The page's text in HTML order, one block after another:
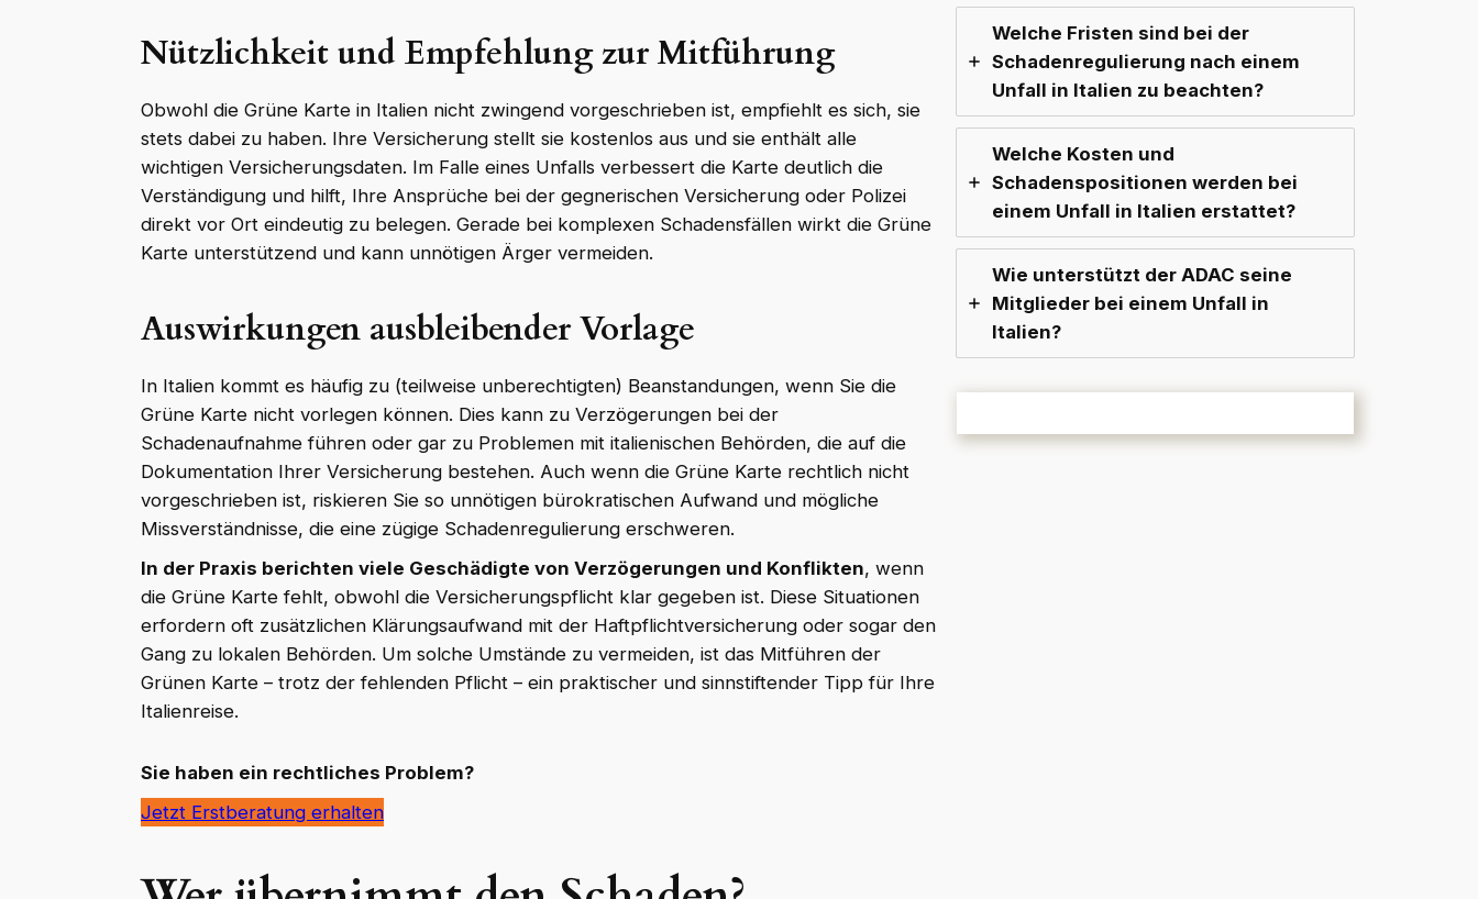
Nützlichkeit und Empfehlung zur Mitführung
Obwohl die Grüne Karte in Italien nicht zwingend vorgeschrieben ist, empfiehlt es sich, sie
stets dabei zu haben. Ihre Versicherung stellt sie kostenlos aus und sie enthält alle
wichtigen Versicherungsdaten. Im Falle eines Unfalls verbessert die Karte deutlich die
Verständigung und hilft, Ihre Ansprüche bei der gegnerischen Versicherung oder Polizei
direkt vor Ort eindeutig zu belegen. Gerade bei komplexen Schadensfällen wirkt die Grüne
Karte unterstützend und kann unnötigen Ärger vermeiden.
Auswirkungen ausbleibender Vorlage
In Italien kommt es häufig zu (teilweise unberechtigten) Beanstandungen, wenn Sie die
Grüne Karte nicht vorlegen können. Dies kann zu Verzögerungen bei der
Schadenaufnahme führen oder gar zu Problemen mit italienischen Behörden, die auf die
Dokumentation Ihrer Versicherung bestehen. Auch wenn die Grüne Karte rechtlich nicht
vorgeschrieben ist, riskieren Sie so unnötigen bürokratischen Aufwand und mögliche
Missverständnisse, die eine zügige Schadenregulierung erschweren.
In der Praxis berichten viele Geschädigte von Verzögerungen und Konflikten, wenn
die Grüne Karte fehlt, obwohl die Versicherungspflicht klar gegeben ist. Diese Situationen
erfordern oft zusätzlichen Klärungsaufwand mit der Haftpflichtversicherung oder sogar den
Gang zu lokalen Behörden. Um solche Umstände zu vermeiden, ist das Mitführen der
Grünen Karte – trotz der fehlenden Pflicht – ein praktischer und sinnstiftender Tipp für Ihre
Italienreise.
Sie haben ein rechtliches Problem?
Jetzt Erstberatung erhalten
Welche Fristen sind bei der
Schadenregulierung nach einem
Unfall in Italien zu beachten?
Welche Kosten und
Schadenspositionen werden bei
einem Unfall in Italien erstattet?
Wie unterstützt der ADAC seine
Mitglieder bei einem Unfall in
Italien?